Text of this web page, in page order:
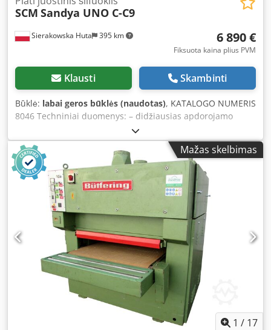
Sierakowska Huta 395 km
SCM Sandya UNO C-C9
6 890 €
Fiksuota kaina plius PVM
Klausti Skambinti
Būklė: labai geros būklės (naudotas), KATALOGO NUMERIS
8046 Techniniai duomenys: – didžiausias apdorojamo
elemento plotis 900 mm – didžiausias apdorojamo
elemento aukštis 160 mm 2 agregatai: 1) guminis,
grioveliais išdėstytas, valcas, skirtas kalibravimui 2)
guminis valcas + įvadas + metalinis valcas – iš viršaus: –
guminis, slystantis volelis I agregatas – 2 guminiai,
slystantys valcai Dedjzp N A Dopfx Ancskr II agregatas –
slystantis, guminis, lygus volelis – iš apačios: – traukiantis
diržas – pneumatinis diržų svyravimas – 2 rūšių padavimo
greitis 0,55 kW – elektrinis stalo pakėlimas – pagrindinis
variklis 7,5 kW – darbinis slėgis 6–8 bar – ištraukimo
antgalio skersmuo 2 x 160 mm – matmenys
(ilgis/plotis/aukštis) 1300 x 1500 x 1950 mm – svoris 1100 kg
Privalumai: – pagaminta Italijoje, – neapdažyta – naudota
šlifavimo mašina, labai gera būklė Grynasis tarifas: 28 900
PLN Grynasis tarifas: 6 890 EUR, priklausomai nuo 4,20 EUR
kurso (Kainos gali keistis dėl didesnių svyravimų)
Mažas skelbimas
1 / 17